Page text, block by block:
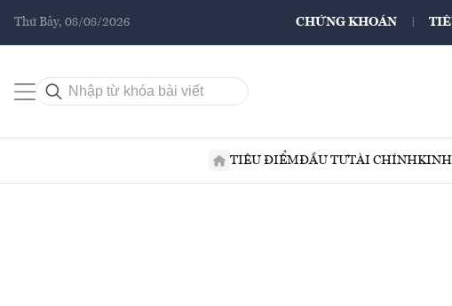
Thứ Bảy, 08/08/2026 CHỨNG KHOÁN
TIÊU ĐIỂMĐẦU TƯTÀI CHÍNHKINH